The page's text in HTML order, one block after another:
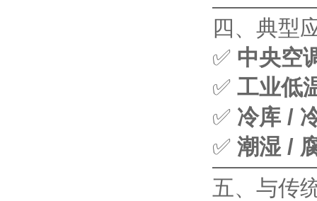
四、典型
✅ 中央空
✅ 工业低
✅ 冷库 /
✅ 潮湿 /
五、与传